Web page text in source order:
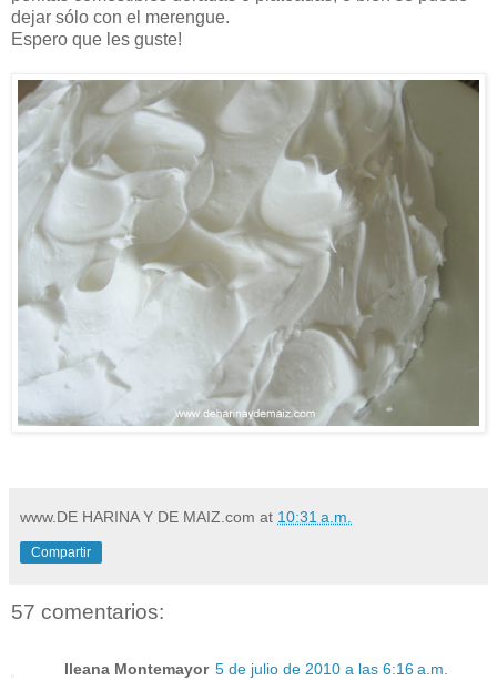
dejar sólo con el merengue.
Espero que les guste!
www.DE HARINA Y DE MAIZ.com at 10:31 a.m.
Compartir
57 comentarios:
Ileana Montemayor 5 de julio de 2010 a las 6:16 a.m.